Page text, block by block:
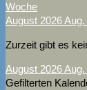
Woche
August 2026Aug.
Zurzeit gibt es
August 2026Aug.
Gefilterten